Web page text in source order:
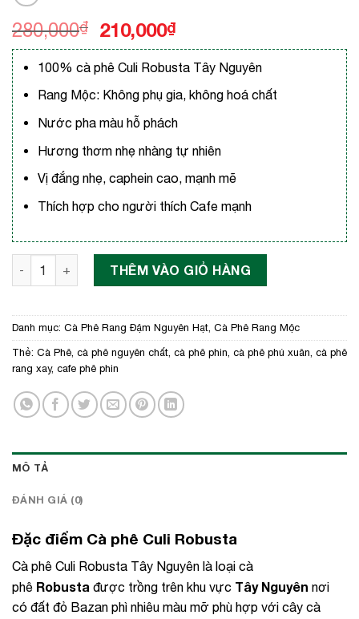
280,000₫
Giá
gốc
là:
280,000₫.
210,000₫Giá
hiện
tại
là:
210,000₫.
100% cà phê Culi Robusta Tây Nguyên
Rang Mộc: Không phụ gia, không hoá chất
Nước pha màu hỗ phách
Hương thơm nhẹ nhàng tự nhiên
Vị đắng nhẹ, caphein cao, mạnh mẽ
Thích hợp cho người thích Cafe mạnh
Cà phê Culi Robusta - 1kg Bột Buôn Ma Thuột số lượng
THÊM VÀO GIỎ HÀNG
Danh mục: Cà Phê Rang Đậm Nguyên Hạt, Cà Phê Rang Mộc
Thẻ: Cà Phê, cà phê nguyên chất, cà phê phin, cà phê phú xuân, cà phê
rang xay, cafe phê phin
MÔ TẢ
ĐÁNH GIÁ (0)
Đặc điểm Cà phê Culi Robusta
Cà phê Culi Robusta Tây Nguyên là loại cà
phê Robusta được trồng trên khu vực Tây Nguyên nơi
có đất đỏ Bazan phì nhiêu màu mỡ phù hợp với cây cà